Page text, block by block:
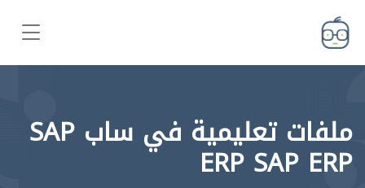
ملفات تعليمية في ساب SAP
ERP SAP ERP